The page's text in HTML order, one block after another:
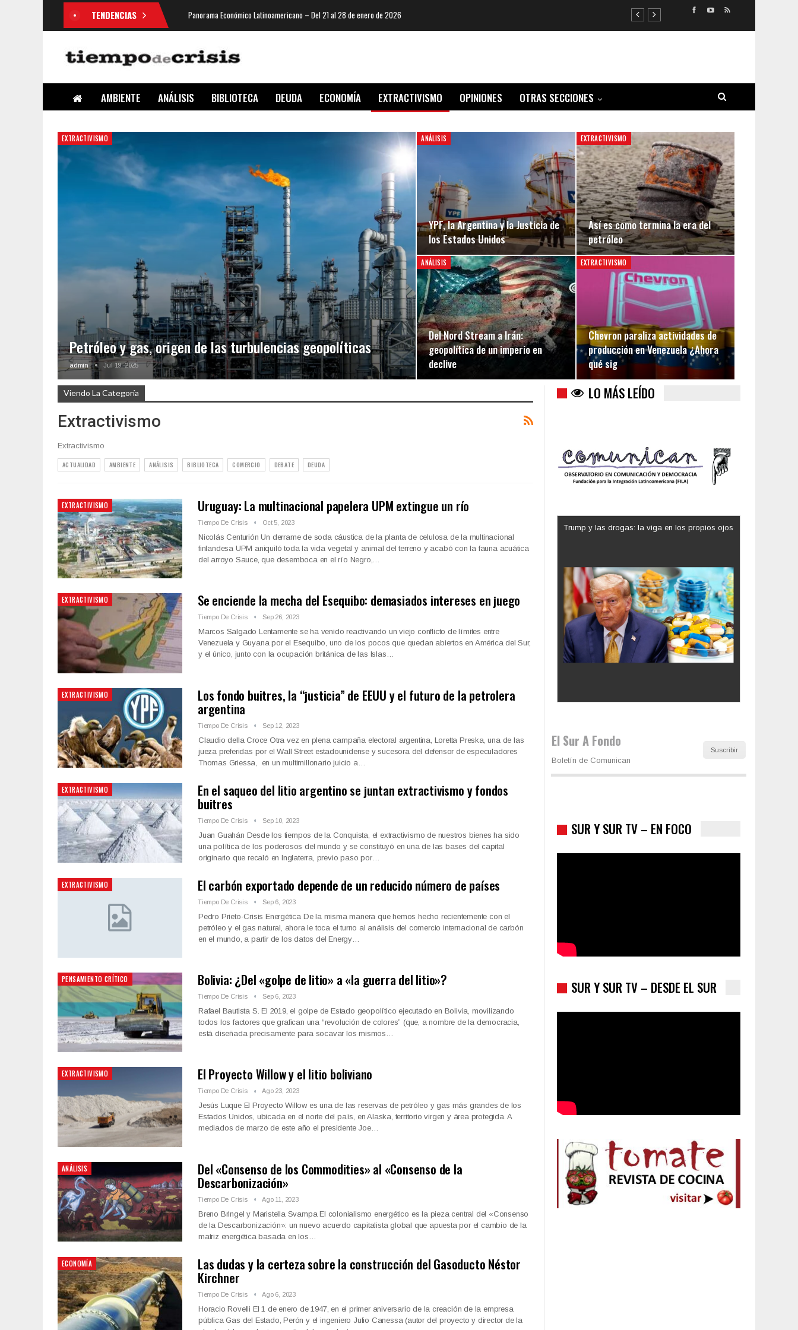
TENDENCIAS Panorama Económico Latinoamericano – Del 21 al 28 de enero de 2026
AMBIENTE ANÁLISIS BIBLIOTECA DEUDA ECONOMÍA EXTRACTIVISMO OPINIONES OTRAS SECCIONES
EXTRACTIVISMO
Petróleo y gas, origen de las turbulencias geopolíticas
admin Jul 19, 2025
ANÁLISIS
YPF, la Argentina y la Justicia de
los Estados Unidos
EXTRACTIVISMO
Así es como termina la era del
petróleo
ANÁLISIS
Del Nord Stream a Irán:
geopolítica de un imperio en
declive
EXTRACTIVISMO
Chevron paraliza actividades de
producción en Venezuela ¿Ahora
qué sig
Viendo La Categoría
Extractivismo
Extractivismo
ACTUALIDAD AMBIENTE ANÁLISIS BIBLIOTECA COMERCIO DEBATE DEUDA
EXTRACTIVISMO Uruguay: La multinacional papelera UPM extingue un río
Tiempo De Crisis Oct 5, 2023
Nicolás Centurión Un derrame de soda cáustica de la planta de celulosa de la multinacional
finlandesa UPM aniquiló toda la vida vegetal y animal del terreno y acabó con la fauna acuática
del arroyo Sauce, que desemboca en el río Negro,…
EXTRACTIVISMO Se enciende la mecha del Esequibo: demasiados intereses en juego
Tiempo De Crisis Sep 26, 2023
Marcos Salgado Lentamente se ha venido reactivando un viejo conflicto de límites entre
Venezuela y Guyana por el Esequibo, uno de los pocos que quedan abiertos en América del Sur,
y el único, junto con la ocupación británica de las Islas…
EXTRACTIVISMO Los fondo buitres, la “justicia” de EEUU y el futuro de la petrolera
argentina
Tiempo De Crisis Sep 12, 2023
Claudio della Croce Otra vez en plena campaña electoral argentina, Loretta Preska, una de las
jueza preferidas por el Wall Street estadounidense y sucesora del defensor de especuladores
Thomas Griessa, en un multimillonario juicio a…
EXTRACTIVISMO En el saqueo del litio argentino se juntan extractivismo y fondos
buitres
Tiempo De Crisis Sep 10, 2023
Juan Guahán Desde los tiempos de la Conquista, el extractivismo de nuestros bienes ha sido
una política de los poderosos del mundo y se constituyó en una de las bases del capital
originario que recaló en Inglaterra, previo paso por…
EXTRACTIVISMO El carbón exportado depende de un reducido número de países
Tiempo De Crisis Sep 6, 2023
Pedro Prieto-Crisis Energética De la misma manera que hemos hecho recientemente con el
petróleo y el gas natural, ahora le toca el turno al análisis del comercio internacional de carbón
en el mundo, a partir de los datos del Energy…
PENSAMIENTO CRÍTICO Bolivia: ¿Del «golpe de litio» a «la guerra del litio»?
Tiempo De Crisis Sep 6, 2023
Rafael Bautista S. El 2019, el golpe de Estado geopolítico ejecutado en Bolivia, movilizando
todos los factores que grafican una “revolución de colores” (que, a nombre de la democracia,
está diseñada precisamente para socavar los mismos…
EXTRACTIVISMO El Proyecto Willow y el litio boliviano
Tiempo De Crisis Ago 23, 2023
Jesús Luque El Proyecto Willow es una de las reservas de petróleo y gas más grandes de los
Estados Unidos, ubicada en el norte del país, en Alaska, territorio virgen y área protegida. A
mediados de marzo de este año el presidente Joe…
ANÁLISIS Del «Consenso de los Commodities» al «Consenso de la
Descarbonización»
Tiempo De Crisis Ago 11, 2023
Breno Bringel y Maristella Svampa El colonialismo energético es la pieza central del «Consenso
de la Descarbonización»: un nuevo acuerdo capitalista global que apuesta por el cambio de la
matriz energética basada en los…
ECONOMÍA Las dudas y la certeza sobre la construcción del Gasoducto Néstor
Kirchner
Tiempo De Crisis Ago 6, 2023
Horacio Rovelli El 1 de enero de 1947, en el primer aniversario de la creación de la empresa
pública Gas del Estado, Perón y el ingeniero Julio Canessa (autor del proyecto y director de la
LO MÁS LEÍDO
Trump y las drogas: la viga en los propios ojos
El Sur A Fondo
Boletín de Comunican
Suscribir
SUR Y SUR TV – EN FOCO
SUR Y SUR TV – DESDE EL SUR